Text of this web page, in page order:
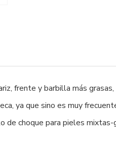
frente y barbilla más
ya que sino es muy
de choque para pieles